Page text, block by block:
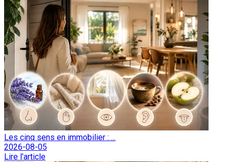
Les cinq sens en immobilier : ...
2026-08-05
Lire l'article